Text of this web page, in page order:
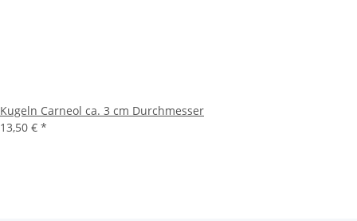
Kugeln Carneol ca. 3 cm Durchmesser
13,50 € *